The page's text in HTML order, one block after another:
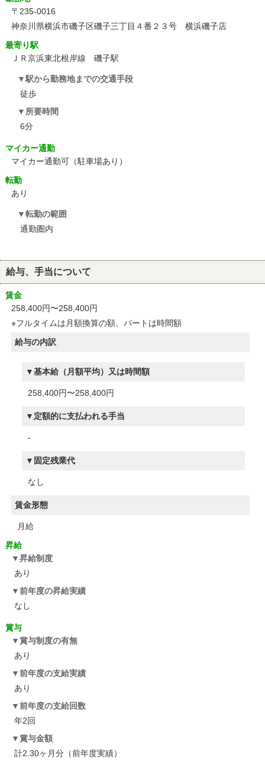
〒235-0016
神奈川県横浜市磯子区磯子三丁目４番２３号 横浜磯子店
最寄り駅
ＪＲ京浜東北根岸線 磯子駅
駅から勤務地までの交通手段
徒歩
所要時間
6分
マイカー通勤
マイカー通勤可（駐車場あり）
転勤
あり
転勤の範囲
通勤圏内
給与、手当について
賃金
258,400円〜258,400円
※フルタイムは月額換算の額、パートは時間額
給与の内訳
基本給（月額平均）又は時間額
258,400円〜258,400円
定額的に支払われる手当
-
固定残業代
なし
賃金形態
月給
昇給
昇給制度
あり
前年度の昇給実績
なし
賞与
賞与制度の有無
あり
前年度の支給実績
あり
前年度の支給回数
年2回
賞与金額
計2.30ヶ月分（前年度実績）